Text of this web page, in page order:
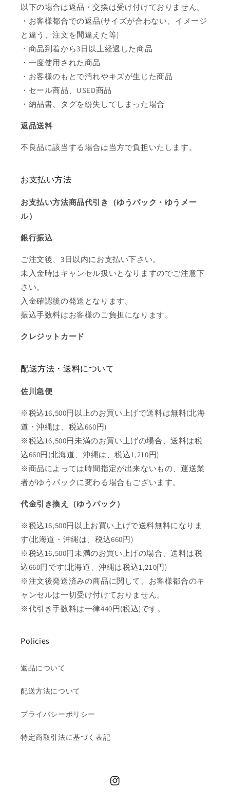
以下の場合は返品・交換は受け付けておりません。
・お客様都合での返品(サイズが合わない、イメージ
と違う、注文を間違えた等)
・商品到着から3日以上経過した商品
・一度使用された商品
・お客様のもとで汚れやキズが生じた商品
・セール商品、USED商品
・納品書、タグを紛失してしまった場合
返品送料
不良品に該当する場合は当方で負担いたします。
お支払い方法
お支払い方法商品代引き（ゆうパック・ゆうメー
ル）
銀行振込
ご注文後、3日以内にお支払い下さい。
未入金時はキャンセル扱いとなりますのでご注意下
さい。
入金確認後の発送となります。
振込手数料はお客様のご負担になります。
クレジットカード
配送方法・送料について
佐川急便
※税込16,500円以上のお買い上げで送料は無料(北海
道・沖縄は、税込660円)
※税込16,500円未満のお買い上げの場合、送料は税
込660円(北海道、沖縄は、税込1,210円)
※商品によっては時間指定が出来ないもの、運送業
者がゆうパックに変わる場合もございます。
代金引き換え（ゆうパック）
※税込16,500円以上お買い上げで送料無料になりま
す(北海道・沖縄は、税込660円)
※税込16,500円未満のお買い上げの場合、送料は税
込660円です(北海道、沖縄は税込1,210円)
※注文後発送済みの商品に関して、お客様都合のキ
ャンセルは一切受け付けておりません。
※代引き手数料は一律440円(税込)です。
Policies
返品について
配送方法について
プライバシーポリシー
特定商取引法に基づく表記
Instagram